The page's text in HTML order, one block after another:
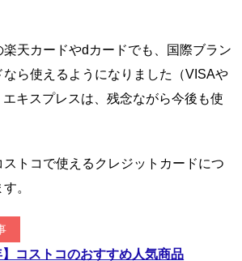
楽天カードやdカードでも、国際ブラン
なら使えるようになりました（VISAや
キスプレスは、残念ながら今後も使
トコで使えるクレジットカードにつ
。
】コストコのおすすめ人気商品